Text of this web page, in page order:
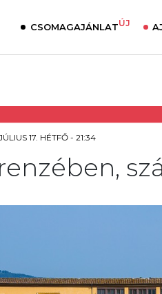
CSOMAGAJÁNLATÚJ
17. HÉTFŐ - 21:34